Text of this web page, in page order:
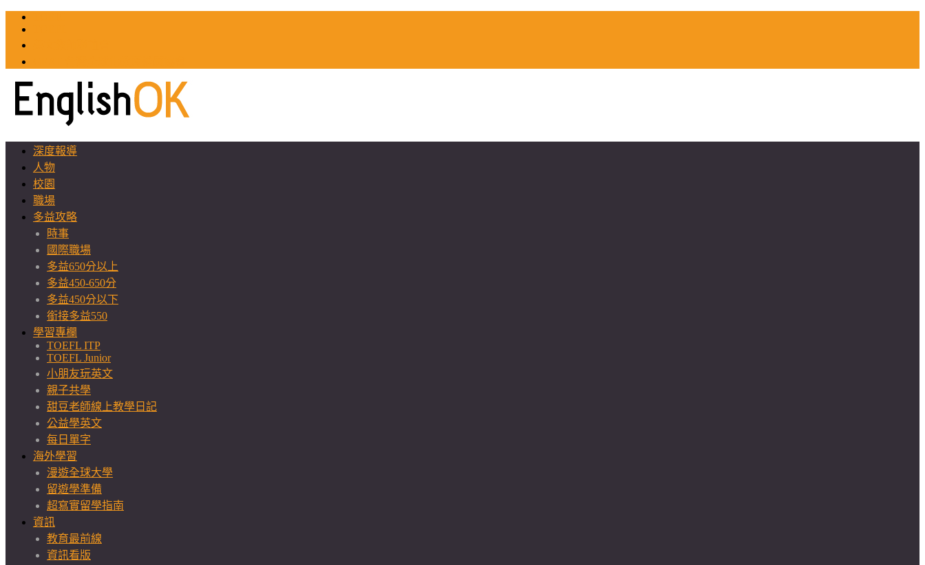
深度報導
人物
校園
職場
多益攻略
時事
國際職場
多益650分以上
多益450-650分
多益450分以下
銜接多益550
學習專欄
TOEFL ITP
TOEFL Junior
小朋友玩英文
親子共學
甜豆老師線上教學日記
公益學英文
每日單字
海外學習
漫遊全球大學
留遊學準備
超寫實留學指南
資訊
教育最前線
資訊看版